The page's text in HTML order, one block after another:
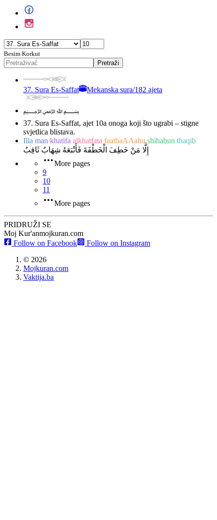
Besim Korkut
Pretraži
37. Sura Es-Saffat Mekanska sura/182 ajeta
﷽
37. Sura Es-Saffat, ajet 10a onoga koji što ugrabi – stigne
svjetlica blistava.
Illa man khatifa alkhatfata faatbaAAahushihabun thaqib
إِلَّا مَنْ خَطِفَ الْخَطْفَةَ فَأَتْبَعَهُ شِهَابٌ ثَاقِبٌ
More pages
9
10
11
More pages
PRIDRUŽI SE
Moj Kur'anmojkuran.com
Follow on Facebook
Follow on Instagram
© 2026
Mojkuran.com
Vaktija.ba